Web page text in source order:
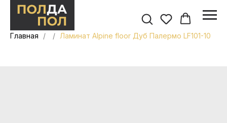
Главная Ламинат Alpine floor Дуб Палермо LF101-10